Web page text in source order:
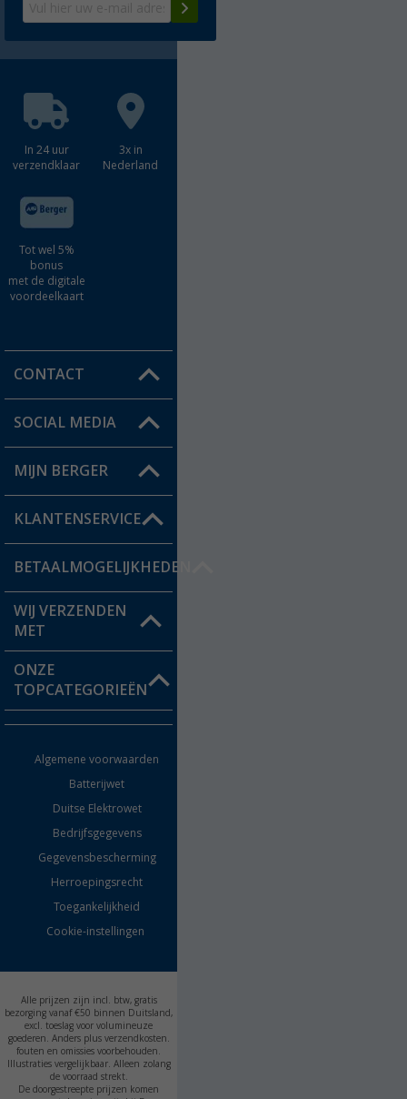
In 24 uur
verzendklaar
3x in
Nederland
Tot wel 5%
bonus
met de digitale
voordeelkaart
CONTACT
Een vraag?
Winkel vinden
SOCIAL MEDIA
MIJN BERGER
Mijn account
Status bestelling
Verlanglijstje
KLANTENSERVICE
FAQ & Contact
Verzendinformatie
Retourneren
Catalogus
Dealer worden
BETAALMOGELIJKHEDEN
WIJ VERZENDEN
MET
ONZE
TOPCATEGORIEËN
accessoires
Keukenaccessoires
Campingmeubilair
Campingtoiletten
Inbouwkachels
Algemene voorwaarden
Batterijwet
Duitse Elektrowet
Bedrijfsgegevens
Gegevensbescherming
Herroepingsrecht
Toegankelijkheid
Cookie-instellingen
Alle prijzen zijn incl. btw, gratis
bezorging vanaf €50 binnen Duitsland,
excl. toeslag voor volumineuze
goederen. Anders plus verzendkosten.
fouten en omissies voorbehouden.
Illustraties vergelijkbaar. Alleen zolang
de voorraad strekt.
De doorgestreepte prijzen komen